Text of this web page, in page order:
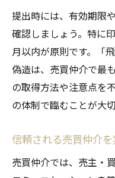
項
売買仲介でリ
売買仲介の成
提出時には、有効期限
確認しましょう。特に
月以内が原則です。「
偽造は、売買仲介で最
の取得方法や注意点を
の体制で臨むことが大切
信頼される売買仲介
売買仲介では、売主・